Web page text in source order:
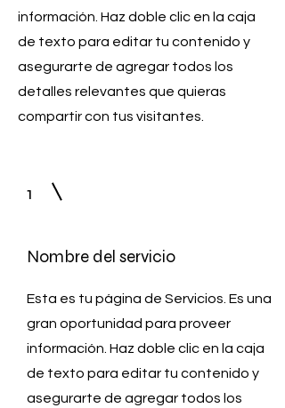
información. Haz doble clic en la caja
de texto para editar tu contenido y
asegurarte de agregar todos los
detalles relevantes que quieras
compartir con tus visitantes.
1
Nombre del servicio
Esta es tu página de Servicios. Es una
gran oportunidad para proveer
información. Haz doble clic en la caja
de texto para editar tu contenido y
asegurarte de agregar todos los